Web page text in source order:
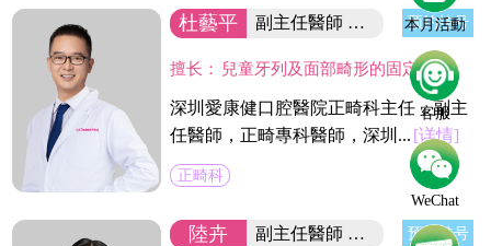
本月活動
客服
WeChat
杜藝平 副主任醫師 口腔醫院正畸科主任 预约挂号
擅长： 兒童牙列及面部畸形的固定矯治和功能矯治技術，成人各類錯頜畸形的功能矯治、固定矯治和隱形矯治，熟練應用20多種正畸産品完成矯治，同時開展青少年嚴重錯頜畸形的早期阻斷性矯治及各種口腔不良習慣的矯治。掌握隱形無痕新技術，貫徹舒適正畸新理念。
深圳愛康健口腔醫院正畸科主任，副主
任醫師，正畸專科醫師，深圳... [详情]
正畸科
陸卉 副主任醫師 正畸學碩士/集團正畸專科主任 预约挂号